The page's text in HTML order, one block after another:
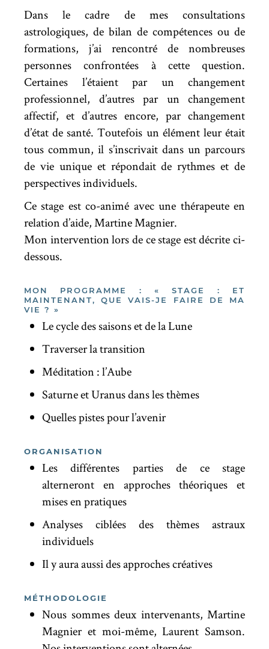
Dans le cadre de mes consultations
astrologiques, de bilan de compétences ou de
formations, j’ai rencontré de nombreuses
personnes confrontées à cette question.
Certaines l’étaient par un changement
professionnel, d’autres par un changement
affectif, et d’autres encore, par changement
d’état de santé. Toutefois un élément leur était
tous commun, il s’inscrivait dans un parcours
de vie unique et répondait de rythmes et de
perspectives individuels.
Ce stage est co-animé avec une thérapeute en
relation d’aide, Martine Magnier.
Mon intervention lors de ce stage est décrite ci-
dessous.
MON PROGRAMME : « STAGE : ET
MAINTENANT, QUE VAIS-JE FAIRE DE MA
VIE ? »
Le cycle des saisons et de la Lune
Traverser la transition
Méditation : l’Aube
Saturne et Uranus dans les thèmes
Quelles pistes pour l’avenir
ORGANISATION
Les différentes parties de ce stage
alterneront en approches théoriques et
mises en pratiques
Analyses ciblées des thèmes astraux
individuels
Il y aura aussi des approches créatives
MÉTHODOLOGIE
Nous sommes deux intervenants, Martine
Magnier et moi-même, Laurent Samson.